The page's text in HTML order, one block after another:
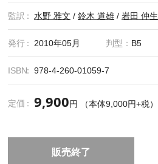
監訳 水野 雅文 / 鈴木 道雄 / 岩田 仲生
発行 2010年05月 判型： B5
ISBN 978-4-260-01059-7
定価 9,900円 （本体9,000円+税）
販売終了